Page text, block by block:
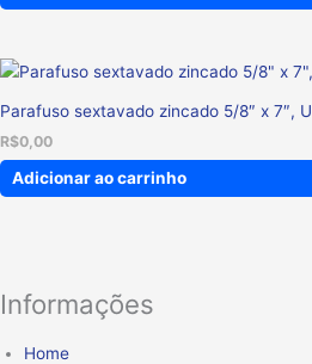
Parafuso sextavado zincado 5/8″ x 7″,
R$0,00
Adicionar ao carrinho
Informações
Home